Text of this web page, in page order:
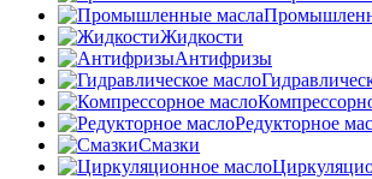
Жидкости
Антифризы
Редукторное
Смазки